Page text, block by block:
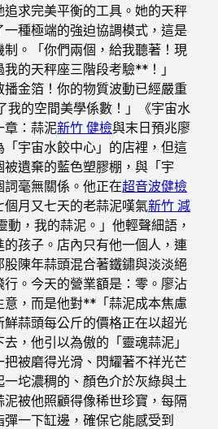
求完美平衡的工具。她的天秤
種極端的強迫協調模式，這是
。「你們兩個，給我聽著！現
的天秤座三階段考驗**！」
播金箔！你的物質波動已經嚴重
我的空間美學係數！」《宇宙水
章：蒜泥新竹 健檢與末日預兆廖
宇宙水餃中心」的店裡，但這
遺棄的藍色塑膠棚，與「宇
毫無關係。他正在超音波健檢
月又七天的老蒜泥嘆氣新竹 減
動，我的蒜泥。」他輕聲細語，
孩子。店內只有他一個人，連
陳年蒜頭混合著鐵鏽與淡淡絕
。今天的營業額是：零。廖沾
意，而是他對**「蒜泥成本焦慮
蒜頭每公斤的價格正在以超光
，他引以為傲的「靈魂蒜泥」
被磨得光滑、閃耀著不祥光芒
坨濃稠的、顏色介於灰綠與土
被他照顧得像稀世珍寶，每隔
一下缸邊，確保它能感受到